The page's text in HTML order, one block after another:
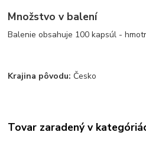
Množstvo v balení
Balenie obsahuje 100 kapsúl -
Krajina pôvodu: Česko
Tovar zaradený v